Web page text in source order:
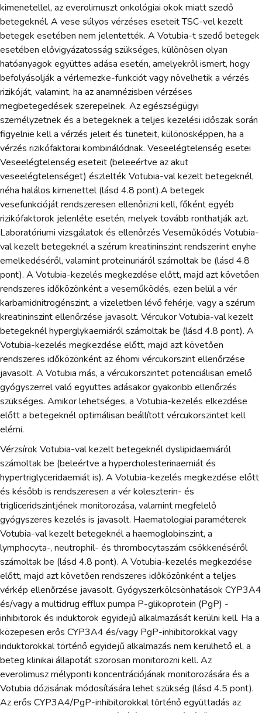
kimenetellel, az everolimuszt onkológiai okok miatt szedő
betegeknél. A vese súlyos vérzéses eseteit TSC-vel kezelt
betegek esetében nem jelentették. A Votubia-t szedő betegek
esetében elővigyázatosság szükséges, különösen olyan
hatóanyagok együttes adása esetén, amelyekről ismert, hogy
befolyásolják a vérlemezke-funkciót vagy növelhetik a vérzés
rizikóját, valamint, ha az anamnézisben vérzéses
megbetegedések szerepelnek. Az egészségügyi
személyzetnek és a betegeknek a teljes kezelési időszak során
figyelnie kell a vérzés jeleit és tüneteit, különösképpen, ha a
vérzés rizikófaktorai kombinálódnak. Veseelégtelenség esetei
Veseelégtelenség eseteit (beleeértve az akut
veseelégtelenséget) észlelték Votubia-val kezelt betegeknél,
néha halálos kimenettel (lásd 4.8 pont).A betegek
vesefunkcióját rendszeresen ellenőrizni kell, főként egyéb
rizikófaktorok jelenléte esetén, melyek tovább ronthatják azt.
Laboratóriumi vizsgálatok és ellenőrzés Veseműködés Votubia-
val kezelt betegeknél a szérum kreatininszint rendszerint enyhe
emelkedéséről, valamint proteinuriáról számoltak be (lásd 4.8
pont). A Votubia-kezelés megkezdése előtt, majd azt követően
rendszeres időközönként a veseműködés, ezen belül a vér
karbamidnitrogénszint, a vizeletben lévő fehérje, vagy a szérum
kreatininszint ellenőrzése javasolt. Vércukor Votubia-val kezelt
betegeknél hyperglykaemiáról számoltak be (lásd 4.8 pont). A
Votubia-kezelés megkezdése előtt, majd azt követően
rendszeres időközönként az éhomi vércukorszint ellenőrzése
javasolt. A Votubia más, a vércukorszintet potenciálisan emelő
gyógyszerrel való együttes adásakor gyakoribb ellenőrzés
szükséges. Amikor lehetséges, a Votubia-kezelés elkezdése
előtt a betegeknél optimálisan beállított vércukorszintet kell
elérni.
Vérzsírok Votubia-val kezelt betegeknél dyslipidaemiáról
számoltak be (beleértve a hypercholesterinaemiát és
hypertriglyceridaemiát is). A Votubia-kezelés megkezdése előtt
és később is rendszeresen a vér koleszterin- és
trigliceridszintjének monitorozása, valamint megfelelő
gyógyszeres kezelés is javasolt. Haematologiai paraméterek
Votubia-val kezelt betegeknél a haemoglobinszint, a
lymphocyta-, neutrophil- és thrombocytaszám csökkenéséről
számoltak be (lásd 4.8 pont). A Votubia-kezelés megkezdése
előtt, majd azt követően rendszeres időközönként a teljes
vérkép ellenőrzése javasolt. Gyógyszerkölcsönhatások CYP3A4
és/vagy a multidrug efflux pumpa P-glikoprotein (PgP) -
inhibitorok és induktorok egyidejű alkalmazását kerülni kell. Ha a
közepesen erős CYP3A4 és/vagy PgP-inhibitorokkal vagy
induktorokkal történő egyidejű alkalmazás nem kerülhető el, a
beteg klinikai állapotát szorosan monitorozni kell. Az
everolimusz mélyponti koncentrációjának monitorozására és a
Votubia dózisának módosítására lehet szükség (lásd 4.5 pont).
Az erős CYP3A4/PgP-inhibitorokkal történő együttadás az